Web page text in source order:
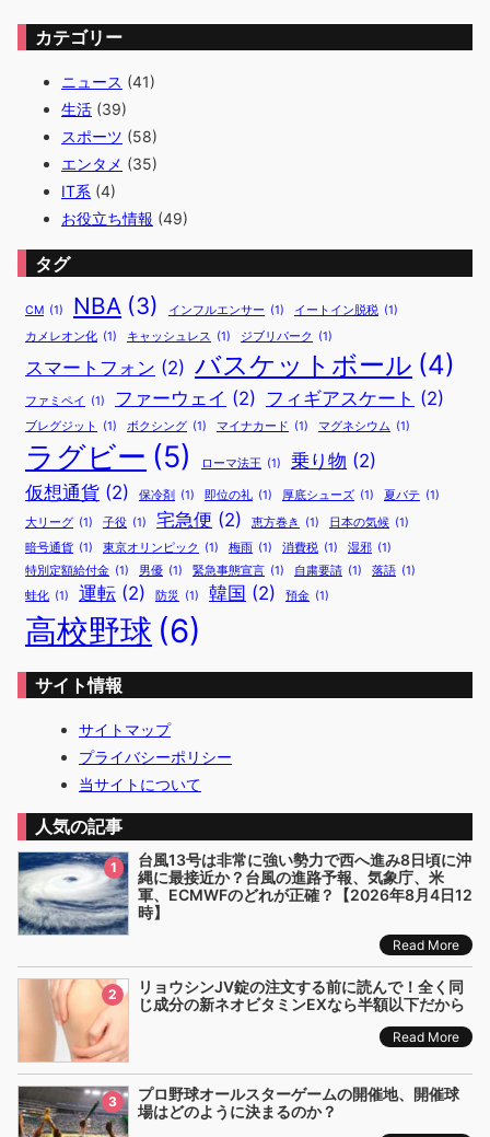
カテゴリー
ニュース (41)
生活 (39)
スポーツ (58)
エンタメ (35)
IT系 (4)
お役立ち情報 (49)
タグ
CM (1) NBA (3) インフルエンサー (1) イートイン脱税 (1)
カメレオン化 (1) キャッシュレス (1) ジブリパーク (1)
スマートフォン (2) バスケットボール (4)
ファミペイ (1) ファーウェイ (2) フィギアスケート (2)
ブレグジット (1) ボクシング (1) マイナカード (1) マグネシウム (1)
ラグビー (5) ローマ法王 (1) 乗り物 (2)
仮想通貨 (2) 保冷剤 (1) 即位の礼 (1) 厚底シューズ (1) 夏バテ (1)
大リーグ (1) 子役 (1) 宅急便 (2) 恵方巻き (1) 日本の気候 (1)
暗号通貨 (1) 東京オリンピック (1) 梅雨 (1) 消費税 (1) 湿邪 (1)
特別定額給付金 (1) 男優 (1) 緊急事態宣言 (1) 自粛要請 (1) 落語 (1)
蛙化 (1) 運転 (2) 防災 (1) 韓国 (2) 預金 (1)
高校野球 (6)
サイト情報
サイトマップ
プライバシーポリシー
当サイトについて
人気の記事
1
台風13号は非常に強い勢力で西へ進み8日頃に沖
縄に最接近か？台風の進路予報、気象庁、米
軍、ECMWFのどれが正確？【2026年8月4日12
時】
Read More
2
リョウシンJV錠の注文する前に読んで！全く同
じ成分の新ネオビタミンEXなら半額以下だから
Read More
3
プロ野球オールスターゲームの開催地、開催球
場はどのように決まるのか？